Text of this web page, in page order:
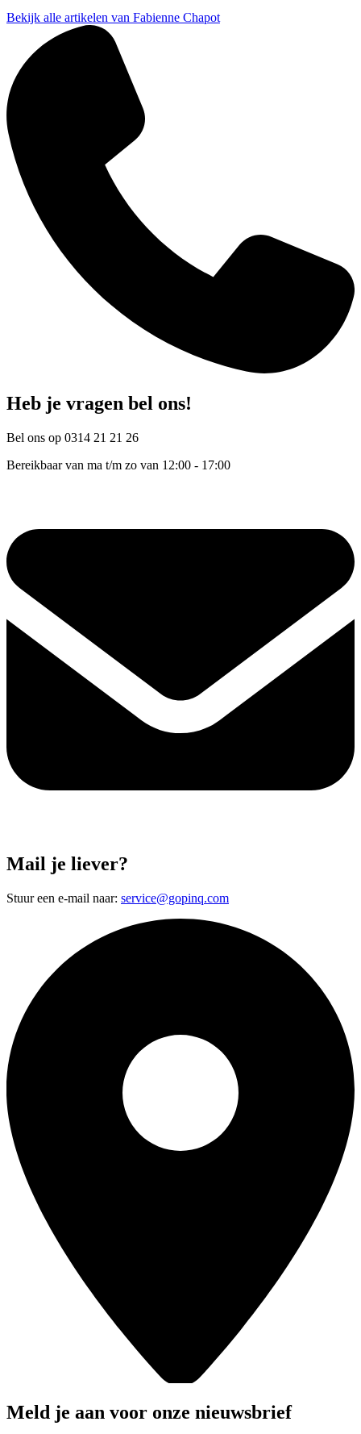
Bekijk alle artikelen van Fabienne Chapot
Heb je vragen bel ons!
Bel ons op 0314 21 21 26
Bereikbaar van ma t/m zo van 12:00 - 17:00
Mail je liever?
Stuur een e-mail naar: service@gopinq.com
Meld je aan voor onze nieuwsbrief